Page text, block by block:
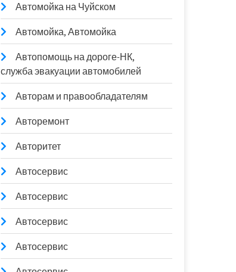
Автомойка на Чуйском
Автомойка, Автомойка
Автопомощь на дороге-НК,
служба эвакуации автомобилей
Авторам и правообладателям
Авторемонт
Авторитет
Автосервис
Автосервис
Автосервис
Автосервис